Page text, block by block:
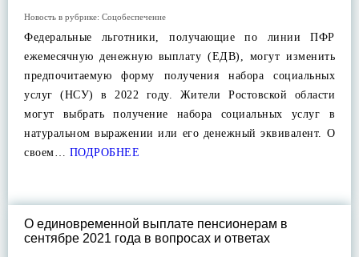
Новость в рубрике: Соцобеспечение
Федеральные льготники, получающие по линии ПФР
ежемесячную денежную выплату (ЕДВ), могут изменить
предпочитаемую форму получения набора социальных
услуг (НСУ) в 2022 году. Жители Ростовской области
могут выбрать получение набора социальных услуг в
натуральном выражении или его денежный эквивалент. О
своем… ПОДРОБНЕЕ
О единовременной выплате пенсионерам в
сентябре 2021 года в вопросах и ответах